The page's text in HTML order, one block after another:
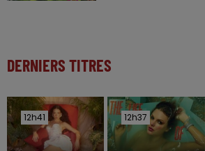
DERNIERS TITRES
12h41
12h41 12h37
12h37